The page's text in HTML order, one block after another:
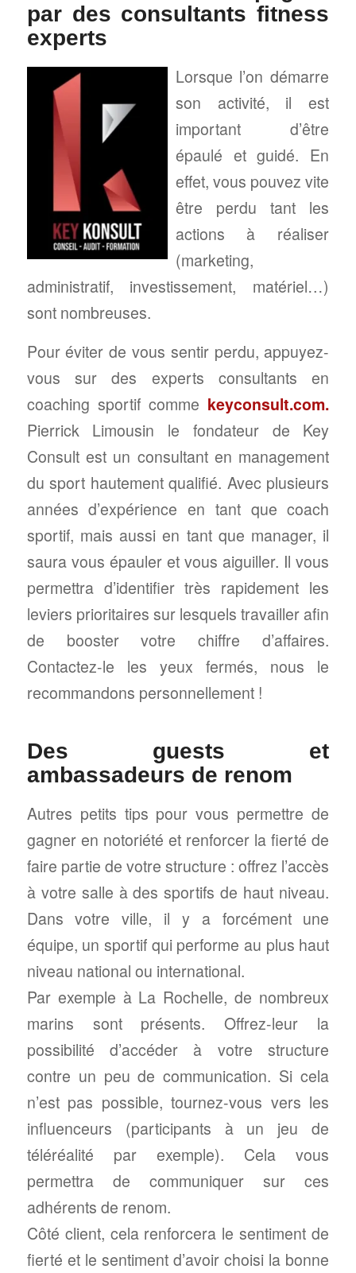
par des consultants fitness
experts
Lorsque l’on démarre
son activité, il est
important d’être
épaulé et guidé. En
effet, vous pouvez vite
être perdu tant les
actions à réaliser
(marketing,
administratif, investissement, matériel…)
sont nombreuses.
Pour éviter de vous sentir perdu, appuyez-
vous sur des experts consultants en
coaching sportif comme keyconsult.com.
Pierrick Limousin le fondateur de Key
Consult est un consultant en management
du sport hautement qualifié. Avec plusieurs
années d’expérience en tant que coach
sportif, mais aussi en tant que manager, il
saura vous épauler et vous aiguiller. Il vous
permettra d’identifier très rapidement les
leviers prioritaires sur lesquels travailler afin
de booster votre chiffre d’affaires.
Contactez-le les yeux fermés, nous le
recommandons personnellement !
Des guests et
ambassadeurs de renom
Autres petits tips pour vous permettre de
gagner en notoriété et renforcer la fierté de
faire partie de votre structure : offrez l’accès
à votre salle à des sportifs de haut niveau.
Dans votre ville, il y a forcément une
équipe, un sportif qui performe au plus haut
niveau national ou international.
Par exemple à La Rochelle, de nombreux
marins sont présents. Offrez-leur la
possibilité d’accéder à votre structure
contre un peu de communication. Si cela
n’est pas possible, tournez-vous vers les
influenceurs (participants à un jeu de
téléréalité par exemple). Cela vous
permettra de communiquer sur ces
adhérents de renom.
Côté client, cela renforcera le sentiment de
fierté et le sentiment d’avoir choisi la bonne